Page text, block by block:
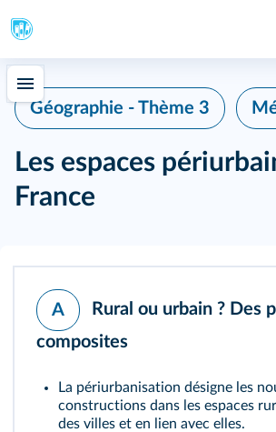
Géographie - Thème 3
Les espaces
France
A
Rural ou urbain ? Des
composites
La périurbanisation désigne les
constructions dans les espaces
des villes et en lien avec elles.